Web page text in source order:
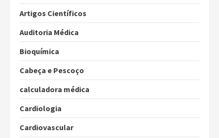
Artigos Científicos
Auditoria Médica
Bioquímica
Cabeça e Pescoço
calculadora médica
Cardiologia
Cardiovascular